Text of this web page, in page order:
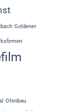
Goldener
Ofenbau